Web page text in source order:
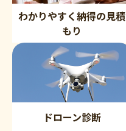
わかりやすく納得の見積
もり
ドローン診断